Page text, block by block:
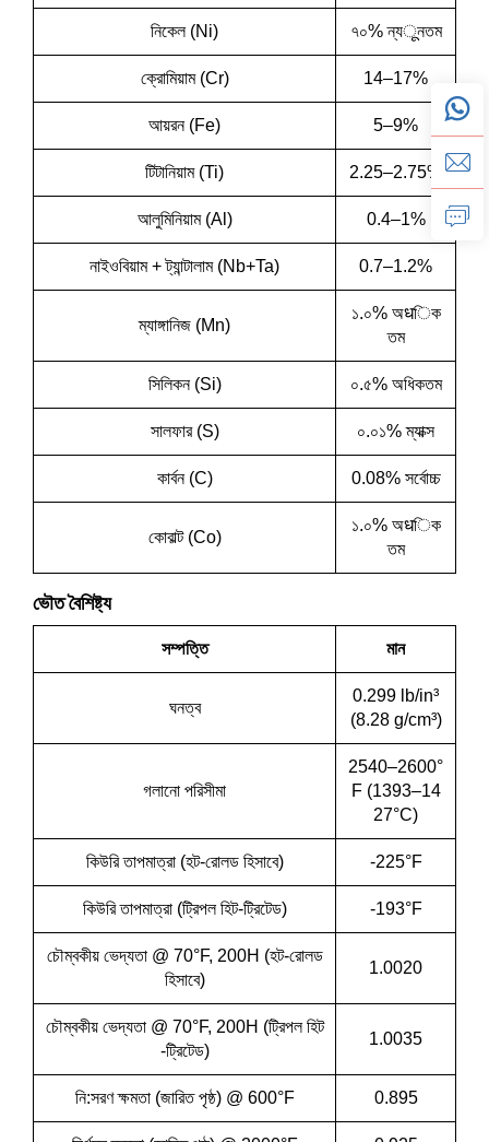
নিকেল (Ni) ৭০% ন্যूনতম
ক্রোমিয়াম (Cr) 14–17%
আয়রন (Fe) 5–9%
টিটানিয়াম (Ti) 2.25–2.75%
আলুমিনিয়াম (Al) 0.4–1%
নাইওবিয়াম + ট্যান্টালাম (Nb+Ta) 0.7–1.2%
ম্যাঙ্গানিজ (Mn)
১.০% অधিক
তম
সিলিকন (Si) ০.৫% অধিকতম
সালফার (S) ০.০১% ম্যাক্স
কার্বন (C) 0.08% সর্বোচ্চ
কোবাল্ট (Co)
১.০% অधিক
তম
ভৌত বৈশিষ্ট্য
সম্পত্তি মান
ঘনত্ব
0.299 lb/in³
(8.28 g/cm³)
গলানো পরিসীমা
2540–2600°
F (1393–14
27°C)
কিউরি তাপমাত্রা (হট-রোলড হিসাবে) -225°F
কিউরি তাপমাত্রা (ট্রিপল হিট-ট্রিটেড) -193°F
চৌম্বকীয় ভেদ্যতা @ 70°F, 200H (হট-রোলড
হিসাবে)
1.0020
চৌম্বকীয় ভেদ্যতা @ 70°F, 200H (ট্রিপল হিট
-ট্রিটেড)
1.0035
নি:সরণ ক্ষমতা (জারিত পৃষ্ঠ) @ 600°F 0.895